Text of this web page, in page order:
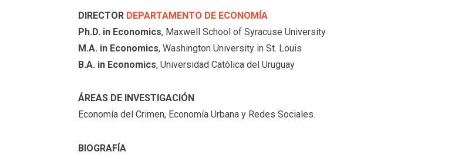
DIRECTOR DEPARTAMENTO DE ECONOMÍA
Ph.D. in Economics, Maxwell School of Syracuse University
M.A. in Economics, Washington University in St. Louis
B.A. in Economics, Universidad Católica del Uruguay
ÁREAS DE INVESTIGACIÓN
Economía del Crimen, Economía Urbana y Redes Sociales.
BIOGRAFÍA